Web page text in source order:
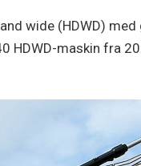
wide (HDWD)
HDWD-maskin fra